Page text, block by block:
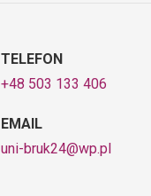
TELEFON
+48 503 133 406
EMAIL
uni-bruk24@wp.pl